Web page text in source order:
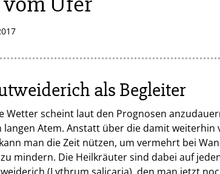
als Begleiter
Wetter scheint laut den Prognosen
langen Atem. Anstatt über die damit
man die Zeit nützen, um vermehrt bei
mindern. Die Heilkräuter sind dabei auf